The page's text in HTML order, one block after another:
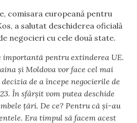
comisara europeană pentru
a salutat deschiderea oficială
negocieri cu cele două state.
importantă pentru extinderea UE.
și Moldova vor face cel mai
de a începe negocierile de
În sfârșit vom putea deschide
țări. De ce? Pentru că și-au
Era timpul să facem acest